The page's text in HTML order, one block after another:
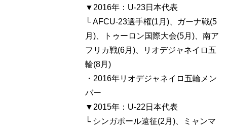
▼2016年：U-23日本代表
└ AFCU-23選手権(1月)、ガーナ戦(5
月)、トゥーロン国際大会(5月)、南ア
フリカ戦(6月)、リオデジャネイロ五
輪(8月)
・2016年リオデジャネイロ五輪メン
バー
▼2015年：U-22日本代表
└ シンガポール遠征(2月)、ミャンマ